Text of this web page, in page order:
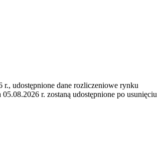
udostępnione dane rozliczeniowe rynku
r. zostaną udostępnione po usunięciu